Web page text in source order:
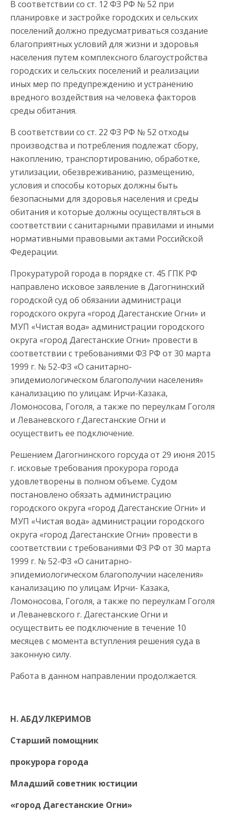
В соответствии со ст. 12 ФЗ РФ № 52 при
планировке и застройке городских и сельских
поселений должно предусматриваться создание
благоприятных условий для жизни и здоровья
населения путем комплексного благоустройства
городских и сельских поселений и реализации
иных мер по предупреждению и устранению
вредного воздействия на человека факторов
среды обитания.
В соответствии со ст. 22 ФЗ РФ № 52 отходы
производства и потребления подлежат сбору,
накоплению, транспортированию, обработке,
утилизации, обезвреживанию, размещению,
условия и способы которых должны быть
безопасными для здоровья населения и среды
обитания и которые должны осуществляться в
соответствии с санитарными правилами и иными
нормативными правовыми актами Российской
Федерации.
Прокуратурой города в порядке ст. 45 ГПК РФ
направлено исковое заявление в Дагогнинский
городской суд об обязании администраци
городского округа «город Дагестанские Огни» и
МУП «Чистая вода» администрации городского
округа «город Дагестанские Огни» провести в
соответствии с требованиями ФЗ РФ от 30 марта
1999 г. № 52-ФЗ «О санитарно-
эпидемиологическом благополучии населения»
канализацию по улицам: Ирчи-Казака,
Ломоносова, Гоголя, а также по переулкам Гоголя
и Леваневского г.Дагестанские Огни и
осуществить ее подключение.
Решением Дагогнинского горсуда от 29 июня 2015
г. исковые требования прокурора города
удовлетворены в полном объеме. Судом
постановлено обязать администрацию
городского округа «город Дагестанские Огни» и
МУП «Чистая вода» администрации городского
округа «город Дагестанские Огни» провести в
соответствии с требованиями ФЗ РФ от 30 марта
1999 г. № 52-ФЗ «О санитарно-
эпидемиологическом благополучии населения»
канализацию по улицам: Ирчи- Казака,
Ломоносова, Гоголя, а также по переулкам Гоголя
и Леваневского г. Дагестанские Огни и
осуществить ее подключение в течение 10
месяцев с момента вступления решения суда в
законную силу.
Работа в данном направлении продолжается.
Н. АБДУЛКЕРИМОВ
Старший помощник
прокурора города
Младший советник юстиции
«город Дагестанские Огни»